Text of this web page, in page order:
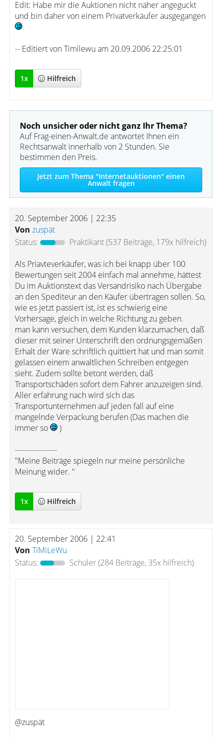
Edit: Habe mir die Auktionen nicht näher angeguckt
und bin daher von einem Privatverkäufer ausgegangen
-- Editiert von Timilewu am 20.09.2006 22:25:01
1x Hilfreich
Noch unsicher oder nicht ganz Ihr Thema?
Auf Frag-einen-Anwalt.de antwortet Ihnen ein
Rechtsanwalt innerhalb von 2 Stunden. Sie
bestimmen den Preis.
Jetzt zum Thema "Internetauktionen" einen
Anwalt fragen
20. September 2006 | 22:35
Von zuspät
Status:
Praktikant(537 Beiträge, 179x hilfreich)
Als Priavteverkäufer, was ich bei knapp über 100
Bewertungen seit 2004 einfach mal annehme, hättest
Du im Auktionstext das Versandrisiko nach Übergabe
an den Spediteur an den Käufer übertragen sollen. So,
wie es jetzt passiert ist, ist es schwierig eine
Vorhersage, gleich in welche Richtung zu geben.
man kann versuchen, dem Kunden klarzumachen, daß
dieser mit seiner Unterschrift den ordnungsgemäßen
Erhalt der Ware schriftlich quittiert hat und man somit
gelassen einem anwaltlichen Schreiben entgegen
sieht. Zudem sollte betont werden, daß
Transportschäden sofort dem Fahrer anzuzeigen sind.
Aller erfahrung nach wird sich das
Transportunternehmen auf jeden fall auf eine
mangelnde Verpackung berufen (Das machen die
immer so
)
-----------------
"Meine Beiträge spiegeln nur meine persönliche
Meinung wider. "
1x Hilfreich
20. September 2006 | 22:41
Von TiMiLeWu
Status:
Schüler(284 Beiträge, 35x hilfreich)
@zuspät